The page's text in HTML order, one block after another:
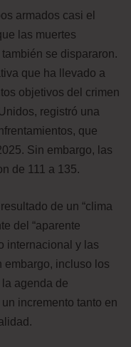
armados casi el
las muertes
se dispararon.
que ha llevado a
objetivos del crimen
registró una
que
Sin embargo, las
de 111 a 135.
de un “clima
del “aparente
internacional y las
embargo, incluso los
agenda de
incremento tanto en